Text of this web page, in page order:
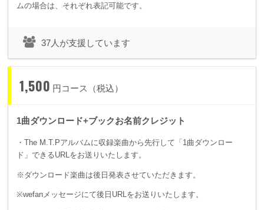
ムの場合は、それぞれ表記可能です。
37人が支援しています
1,500 円コース（税込）
1曲ダウンロード+ブックお名前クレジット
・The M.T.Pアルバムに収録楽曲から先行して「1曲ダウンロー
ド」できるURLをお送りいたします。
※ダウンロード楽曲は後日発表させていただきます。
※wefanメッセージにて後日URLをお送りいたします。